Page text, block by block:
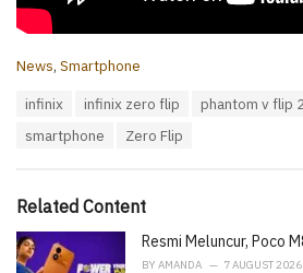
C
i
s
:
News, Smartphone
infinix infinix zero flip phantom v flip
smartphone
Zero Flip
Related Content
Resmi Meluncur, Poco
BY AMANDA 7 AUGUST 2026